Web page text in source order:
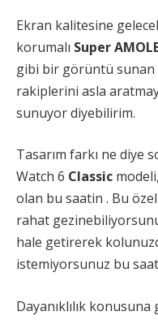
Ekran kalitesine
korumalı Super
gibi bir görüntü sunan
rakiplerini asla
sunuyor diyebilirim.
Tasarım farkı ne diye
Watch 6 Classic
olan bu saatin . Bu
rahat
hale getirerek
istemiyorsunuz bu
Dayanıklılık